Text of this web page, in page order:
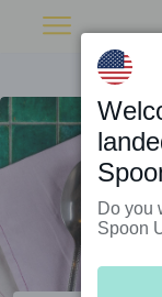
Do you
Spoon